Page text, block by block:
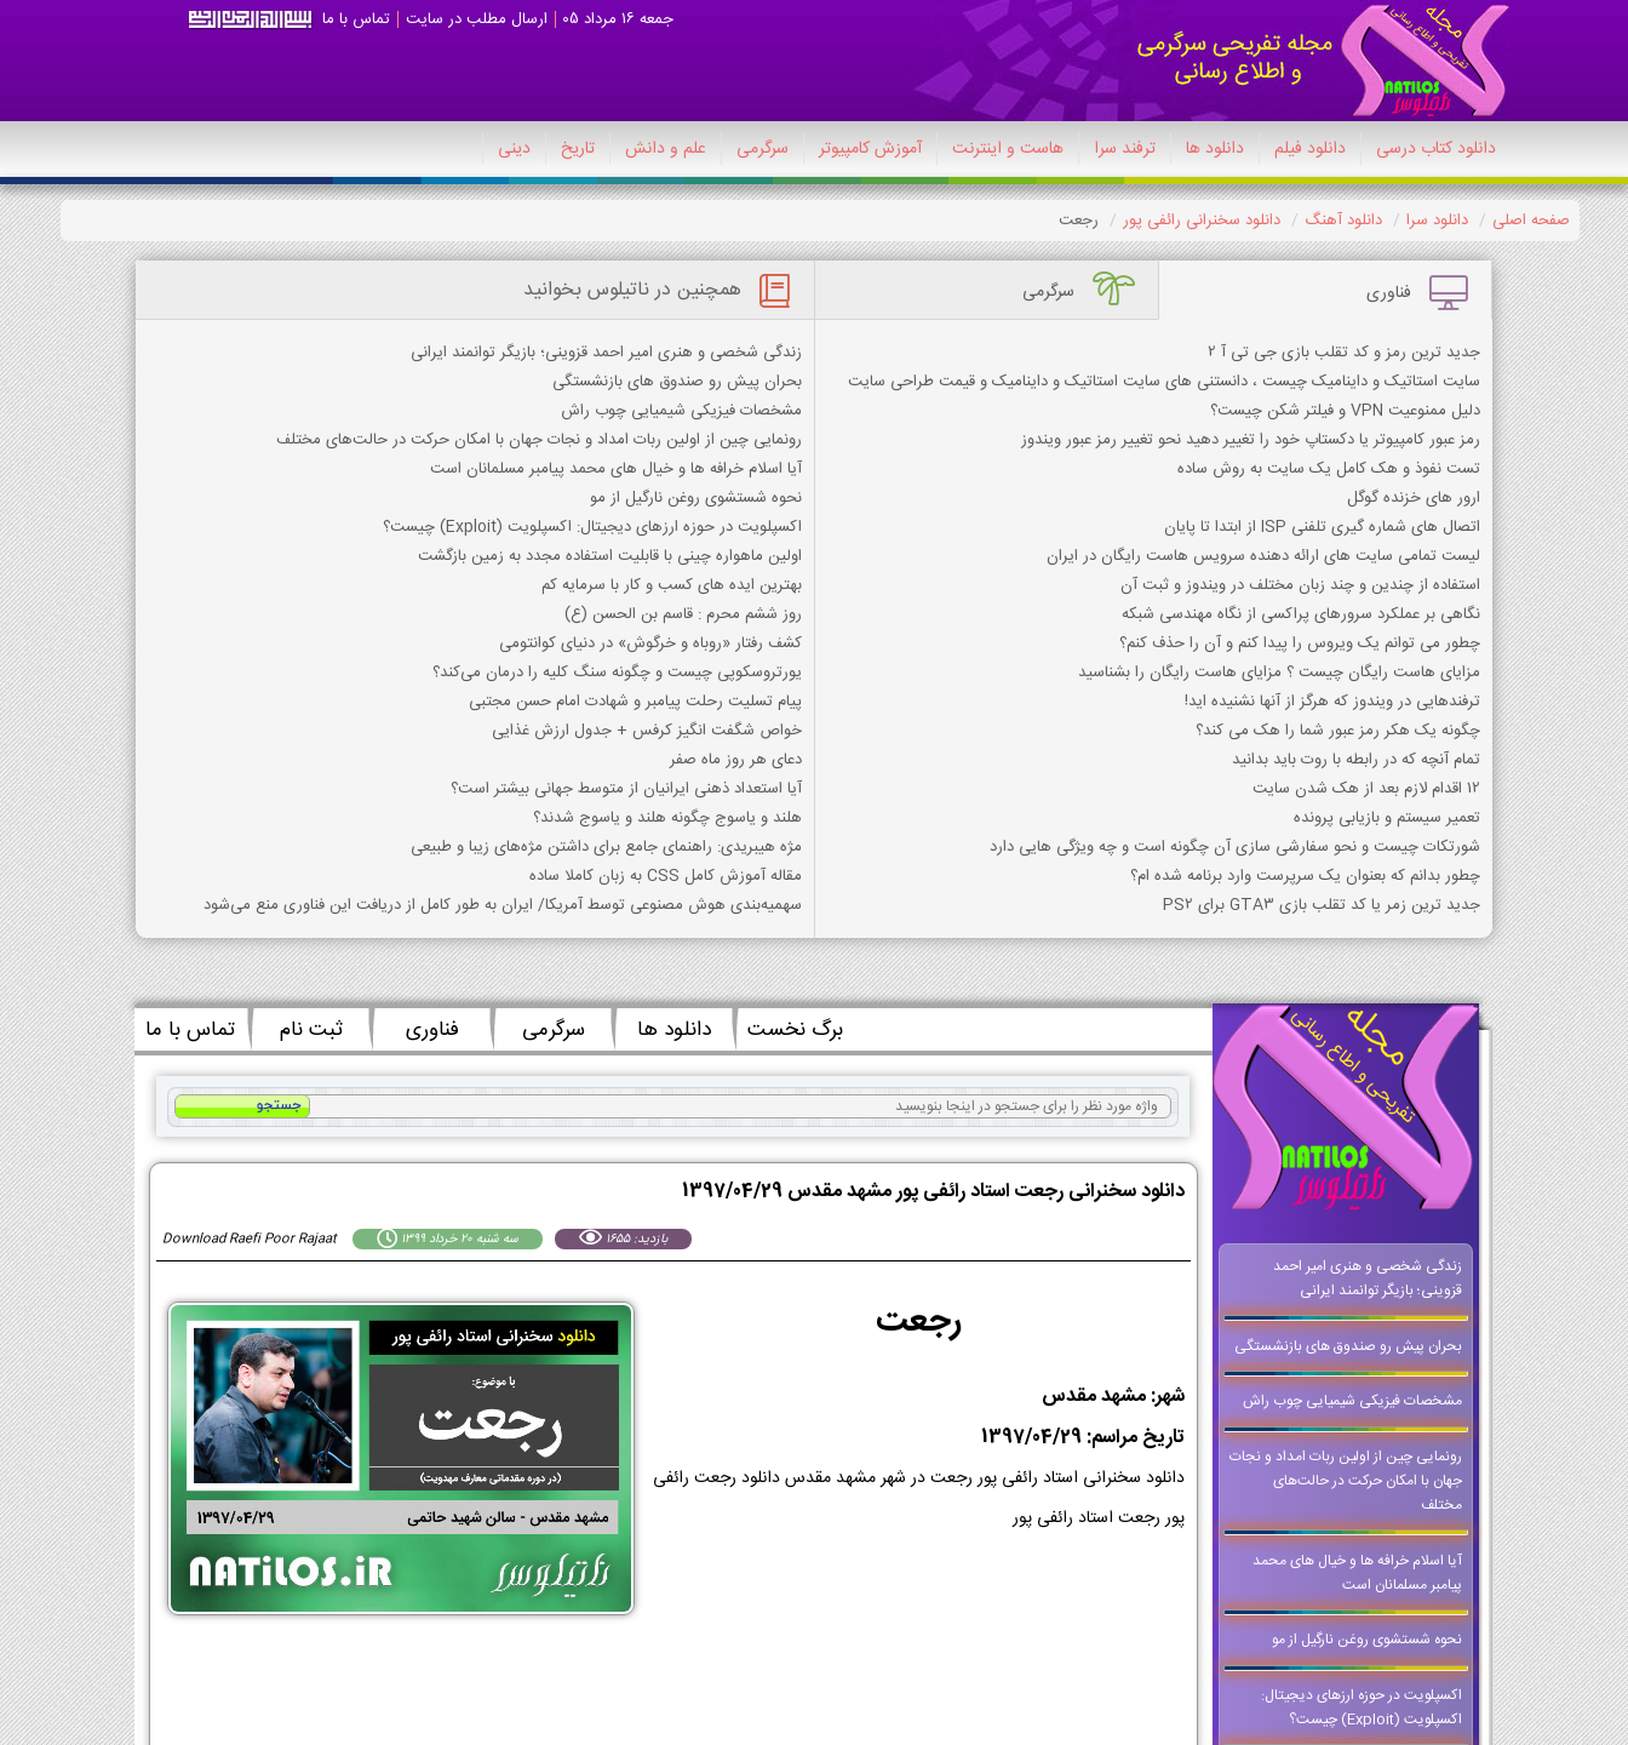
جمعه 16 مرداد 05 ارسال مطلب در سایت تماس با ما
دانلود کتاب درسی دانلود فیلم دانلود ها ترفند سرا هاست و اینترنت آموزش کامپیوتر سرگرمی علم و دانش تاریخ دینی
صفحه اصلی دانلود سرا دانلود آهنگ دانلود سخنرانی رائفی پور رجعت
فناوری سرگرمی
جدید ترین رمز و کد تقلب بازی جی تی آ 2
سایت استاتیک و داینامیک چیست ، دانستنی های سایت استاتیک و داینامیک و قیمت طراحی سایت
دلیل ممنوعیت VPN و فیلتر شكن چیست؟
رمز عبور کامپیوتر یا دکستاپ خود را تغییر دهید نحو تغییر رمز عبور ویندوز
تست نفوذ و هک کامل یک سایت به روش ساده
ارور های خزنده گوگل
اتصال های شماره گیری تلفنی ISP از ابتدا تا پایان
لیست تمامی سایت های ارائه دهنده سرویس هاست رایگان در ایران
استفاده از چندین و چند زبان مختلف در ویندوز و ثبت آن
نگاهی بر عملکرد سرورهای پراکسی از نگاه مهندسی شبکه
چطور می توانم یک ویروس را پیدا کنم و آن را حذف کنم؟
مزایای هاست رایگان چیست ؟ مزایای هاست رایگان را بشناسید
ترفندهایی در ویندوز که هرگز از آنها نشنیده اید!
چگونه یک هکر رمز عبور شما را هک می کند؟
تمام آنچه که در رابطه با روت باید بدانید
12 اقدام لازم بعد از هک شدن سایت
تعمیر سیستم و بازیابی پرونده
شورتکات چیست و نحو سفارشی سازی آن چگونه است و چه ویژگی هایی دارد
چطور بدانم که بعنوان یک سرپرست وارد برنامه شده ام؟
جدید ترین زمر یا کد تقلب بازی GTA3 برای PS2
همچنین در ناتیلوس بخوانید
زندگی شخصی و هنری امیر احمد قزوینی؛ بازیگر توانمند ایرانی
بحران پیش رو صندوق های بازنشستگی
مشخصات فیزیکی شیمیایی چوب راش
رونمایی چین از اولین ربات امداد و نجات جهان با امکان حرکت در حالت‌های مختلف
آیا اسلام خرافه ها و خیال های محمد پیامبر مسلمانان است
نحوه شستشوی روغن نارگیل از مو
اکسپلویت در حوزه ارزهای دیجیتال: اکسپلویت (Exploit) چیست؟
اولین ماهواره چینی با قابلیت استفاده مجدد به زمین بازگشت
بهترین ایده های کسب و کار با سرمایه کم
روز ششم محرم : قاسم بن الحسن (ع)
کشف رفتار «روباه و خرگوش» در دنیای کوانتومی
یورتروسکوپی چیست و چگونه سنگ کلیه را درمان می‌کند؟
پیام تسلیت رحلت پیامبر و شهادت امام حسن مجتبی
خواص شگفت انگیز کرفس + جدول ارزش غذایی
دعای هر روز ماه صفر
آیا استعداد ذهنی ایرانیان از متوسط جهانی بیشتر است؟
هلند و یاسوج چگونه هلند و یاسوج شدند؟
مژه هیبریدی: راهنمای جامع برای داشتن مژه‌های زیبا و طبیعی
مقاله آموزش کامل CSS به زبان کاملا ساده
سهمیه‌بندی هوش مصنوعی توسط آمریکا/ ایران به طور کامل از دریافت این فناوری منع می‌شود
زندگی شخصی و هنری امیر احمد
قزوینی؛ بازیگر توانمند ایرانی
بحران پیش رو صندوق های بازنشستگی
مشخصات فیزیکی شیمیایی چوب راش
رونمایی چین از اولین ربات امداد و نجات
جهان با امکان حرکت در حالت‌های
مختلف
آیا اسلام خرافه ها و خیال های محمد
پیامبر مسلمانان است
نحوه شستشوی روغن نارگیل از مو
اکسپلویت در حوزه ارزهای دیجیتال:
اکسپلویت (Exploit) چیست؟
برگ نخست دانلود ها سرگرمی فناوری ثبت نام تماس با ما
دانلود سخنرانی رجعت استاد رائفی پور مشهد مقدس 1397/04/29
Download Raefi Poor Rajaat سه شنبه 20 خرداد 1399 بازدید: 1655
رجعت
شهر: مشهد مقدس
تاریخ مراسم: 1397/04/29
دانلود سخنرانی استاد رائفی پور رجعت در شهر مشهد مقدس دانلود رجعت رائفی
پور رجعت استاد رائفی پور